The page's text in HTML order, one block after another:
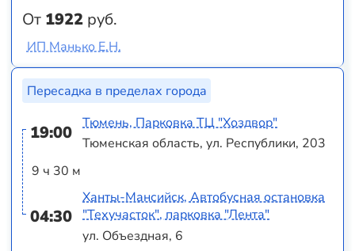
От 1922 руб.
ИП Манько Е.Н.
Пересадка в пределах города
19:00
9 ч 30 м
04:30
Тюмень, Парковка ТЦ "Хоздвор"
Тюменская область, ул. Республики, 203
Ханты-Мансийск, Автобусная остановка
"Техучасток", парковка "Лента"
ул. Объездная, 6